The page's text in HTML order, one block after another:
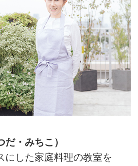
・みちこ）
にした家庭料理の教室を